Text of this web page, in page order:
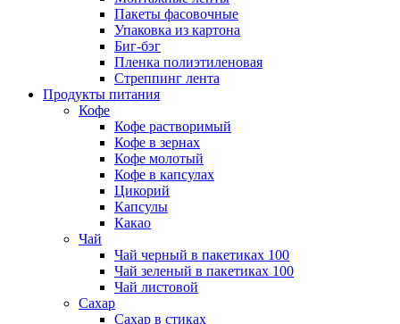
Пакеты фасовочные
Упаковка из картона
Биг-бэг
Пленка полиэтиленовая
Стреппинг лента
Продукты питания
Кофе
Кофе растворимый
Кофе в зернах
Кофе молотый
Кофе в капсулах
Цикорий
Капсулы
Какао
Чай
Чай черный в пакетиках 100
Чай зеленый в пакетиках 100
Чай листовой
Сахар
Сахар в стиках